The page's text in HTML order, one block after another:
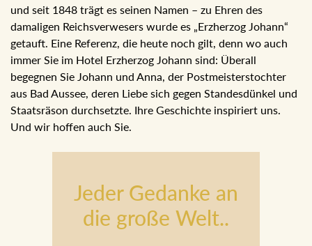
und seit 1848 trägt es seinen Namen – zu Ehren des
damaligen Reichsverwesers wurde es „Erzherzog Johann“
getauft. Eine Referenz, die heute noch gilt, denn wo auch
immer Sie im Hotel Erzherzog Johann sind: Überall
begegnen Sie Johann und Anna, der Postmeisterstochter
aus Bad Aussee, deren Liebe sich gegen Standesdünkel und
Staatsräson durchsetzte. Ihre Geschichte inspiriert uns.
Und wir hoffen auch Sie.
Jeder Gedanke an
die große Welt..